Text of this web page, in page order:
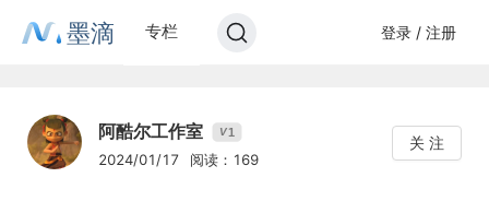
墨滴 专栏 登录 / 注册
阿酷尔工作室 V1
2024/01/17 阅读：169
关 注